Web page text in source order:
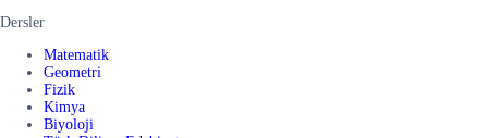
Dersler
Matematik
Geometri
Fizik
Kimya
Biyoloji